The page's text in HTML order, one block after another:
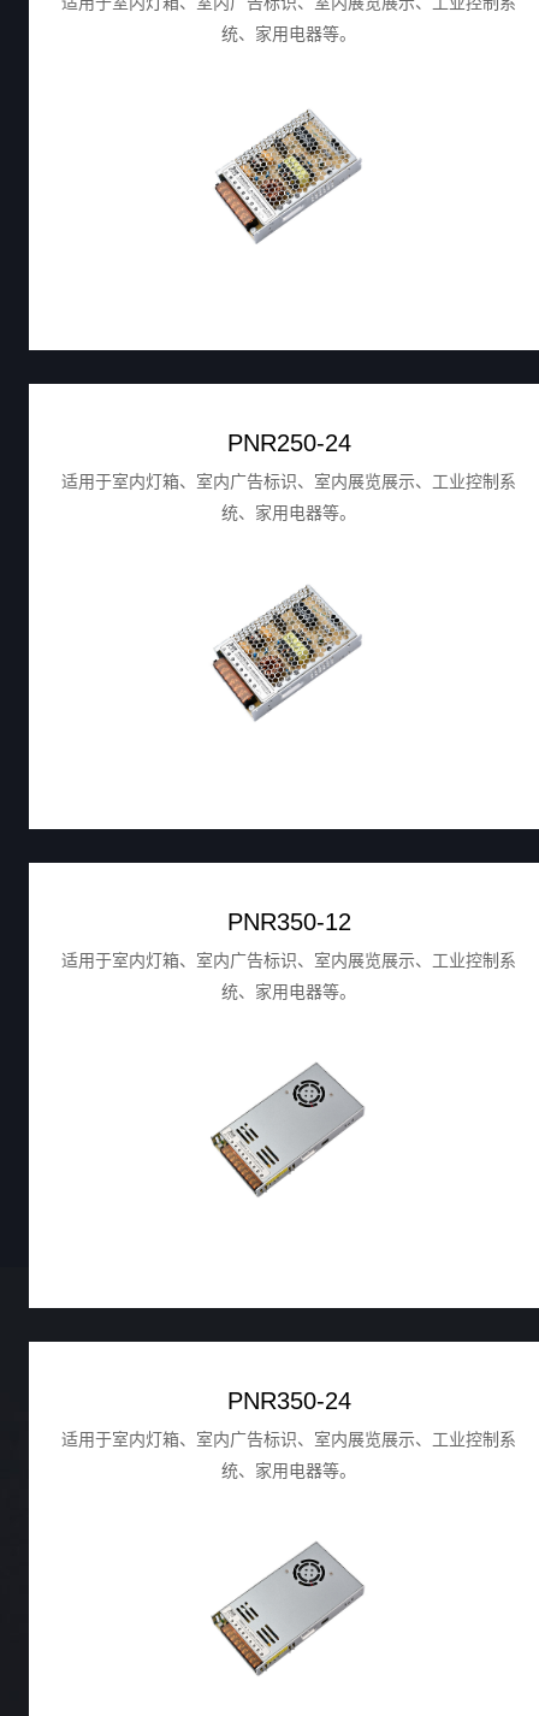
统、家用电器等。
PNR250-24
适用于室内灯箱、室内广告标识、室内展览展示、工业控制系
统、家用电器等。
PNR350-12
适用于室内灯箱、室内广告标识、室内展览展示、工业控制系
统、家用电器等。
PNR350-24
适用于室内灯箱、室内广告标识、室内展览展示、工业控制系
统、家用电器等。